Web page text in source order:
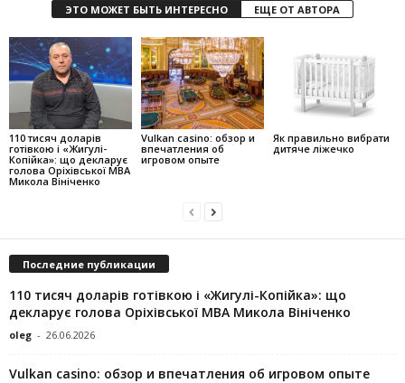
ЭТО МОЖЕТ БЫТЬ ИНТЕРЕСНО ЕЩЕ ОТ АВТОРА
110 тисяч доларів
готівкою і «Жигулі-
Копійка»: що декларує
голова Оріхівської МВА
Микола Вініченко
Vulkan casino: обзор и
впечатления об
игровом опыте
Як правильно вибрати
дитяче ліжечко
Последние публикации
110 тисяч доларів готівкою і «Жигулі-Копійка»: що
декларує голова Оріхівської МВА Микола Вініченко
oleg - 26.06.2026
Vulkan casino: обзор и впечатления об игровом опыте